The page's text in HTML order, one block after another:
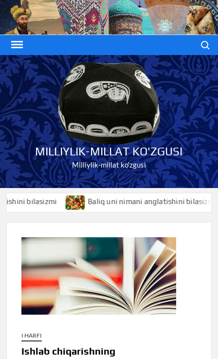
Skip
to
content
MILLIYLIK-MILLAT KO'ZGUSI
Milliylik-millat ko'zgusi
bilasizmi Baliq uni nimani anglatishini bilasizmi
I HARFI
Ishlab chiqarishning